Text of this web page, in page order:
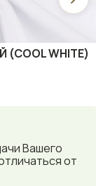
WHITE)
Вашего
от